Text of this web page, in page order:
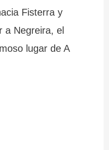
Fisterra y
a Negreira, el
lugar de A